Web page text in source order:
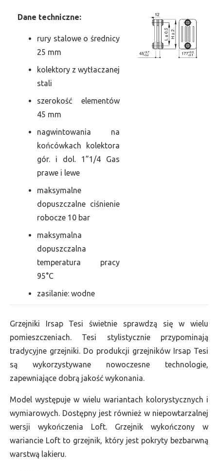
Dane techniczne:
rury stalowe o średnicy
25 mm
kolektory z wytłaczanej
stali
szerokość elementów
45 mm
nagwintowania na
końcówkach kolektora
gór. i dol. 1”1/4 Gas
prawe i lewe
maksymalne
dopuszczalne ciśnienie
robocze 10 bar
maksymalna
dopuszczalna
temperatura pracy
95°C
zasilanie: wodne
Grzejniki Irsap Tesi świetnie sprawdzą się w wielu
pomieszczeniach. Tesi stylistycznie przypominają
tradycyjne grzejniki. Do produkcji grzejników Irsap Tesi
są wykorzystywane nowoczesne technologie,
zapewniające dobrą jakość wykonania.
Model występuje w wielu wariantach kolorystycznych i
wymiarowych. Dostępny jest również w niepowtarzalnej
wersji wykończenia Loft. Grzejnik wykończony w
wariancie Loft to grzejnik, który jest pokryty bezbarwną
warstwą lakieru.